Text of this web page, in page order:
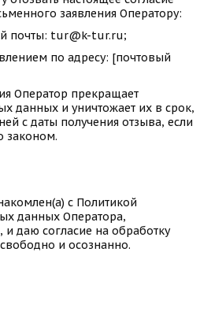
заявления Оператору:
почты: tur@k-tur.ru;
по адресу: [почтовый
Оператор прекращает
данных и уничтожает их в срок,
с даты получения отзыва, если
законом.
с Политикой
данных Оператора,
даю согласие на обработку
и осознанно.